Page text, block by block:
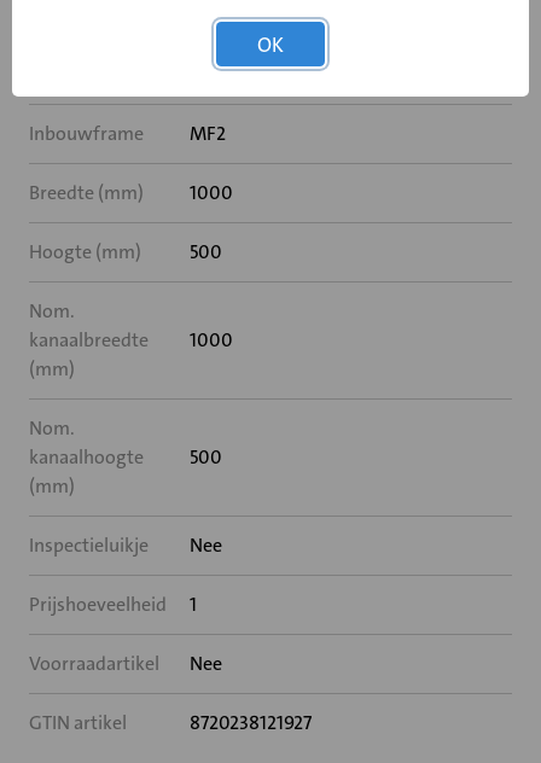
Nee
Inbouwframe MF2
Breedte (mm) 1000
Hoogte (mm) 500
Nom.
kanaalbreedte
(mm)
1000
Nom.
kanaalhoogte
(mm)
500
Inspectieluikje Nee
Prijshoeveelheid 1
Voorraadartikel Nee
GTIN artikel 8720238121927
OK